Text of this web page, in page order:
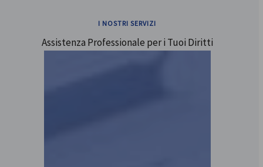
I NOSTRI SERVIZI
Assistenza Professionale per i Tuoi Diritti